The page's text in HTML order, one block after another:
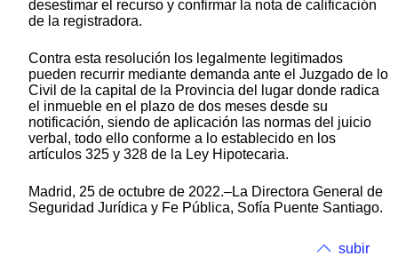
desestimar el recurso y confirmar la nota de calificación
de la registradora.
Contra esta resolución los legalmente legitimados
pueden recurrir mediante demanda ante el Juzgado de lo
Civil de la capital de la Provincia del lugar donde radica
el inmueble en el plazo de dos meses desde su
notificación, siendo de aplicación las normas del juicio
verbal, todo ello conforme a lo establecido en los
artículos 325 y 328 de la Ley Hipotecaria.
Madrid, 25 de octubre de 2022.–La Directora General de
Seguridad Jurídica y Fe Pública, Sofía Puente Santiago.
subir